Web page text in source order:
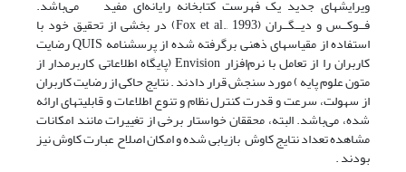
ویرایشهای جدید یک فهرست کتابخانه رایانه‌ای مفید می‌باشد.
فــوکــس و دیــگــران (Fox et al., 1993) در بخشی از تحقیق خود با
استفاده از مقیاسهای ذهنی برگرفته شده از پرسشنامه QUIS رضایت
کاربران را از تعامل با نرم‌افزار Envision (پایگاه اطلاعاتی کاربرمدار از
متون علوم پایه ) مورد سنجش قرار دادند . نتایج حاکی از رضایت کاربران
از سهولت، سرعت و قدرت کنترل نظام و تنوع اطلاعات و قابلیتهای ارائه
شده، می‌باشد. البته، محققان خواستار برخی از تغییرات مانند امکانات
مشاهده تعداد نتایج کاوش بازیابی شده و امکان اصلاح عبارت کاوش نیز
بودند .